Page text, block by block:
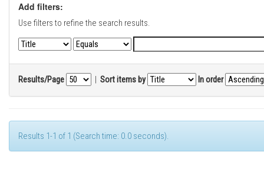
Add filters:
Use filters to refine the search results.
Results/Page | Sort items by In order
Results 1-1 of 1 (Search time: 0.0 seconds).